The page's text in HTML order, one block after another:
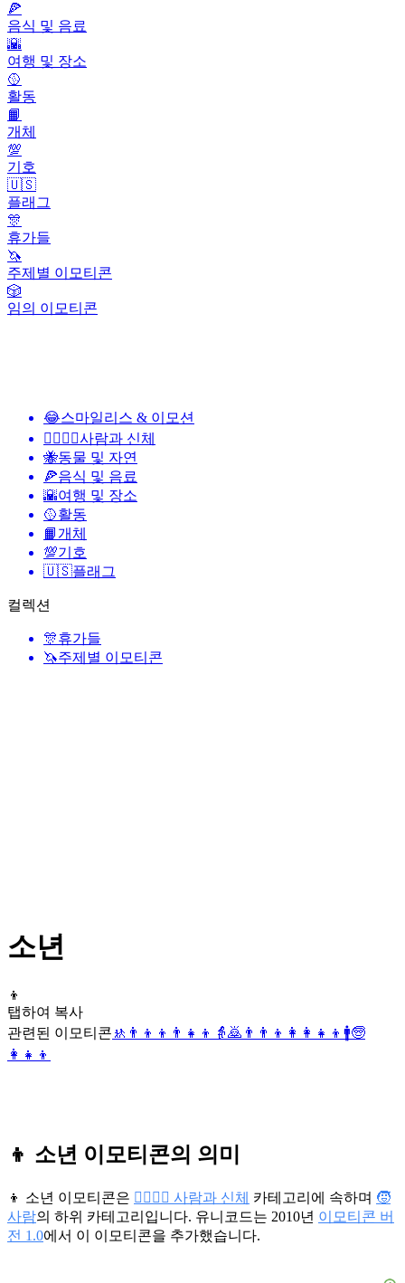
🍕
음식 및 음료
🌇
여행 및 장소
🥎
활동
📙
개체
💯
기호
🇺🇸
플래그
🎊
휴가들
🦄
주제별 이모티콘
🎲
임의 이모티콘
😂스마일리스 & 이모션
👩‍❤️‍💋‍👨사람과 신체
🐝동물 및 자연
🍕음식 및 음료
🌇여행 및 장소
🥎활동
📙개체
💯기호
🇺🇸플래그
컬렉션
🎊휴가들
🦄주제별 이모티콘
소년
👦
탭하여 복사
관련된 이모티콘 🚸 👨‍👦‍👦 👨‍👧‍👦 👵🙇 👨‍👨‍👦 👩‍👩‍👧‍👦 🚹🧓
👩‍👧‍👦
👦 소년 이모티콘의 의미
👦 소년 이모티콘은 👩‍❤️‍💋‍👨 사람과 신체 카테고리에 속하며 🧒
사람의 하위 카테고리입니다. 유니코드는 2010년 이모티콘 버
전 1.0에서 이 이모티콘을 추가했습니다.